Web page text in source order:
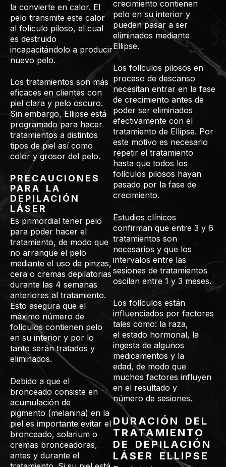
la convierte en calor. El
pelo transmite este calor
al folículo piloso, el cual
es destruido
incapacitándolo a producir
nuevo pelo.
Los tratamientos son más
eficaces en clientes con
piel clara y pelo oscuro.
Sin embargo, Ellipse está
programado para hacer
tratamientos a distintos
tipos de piel así como
color y grosor del pelo.
PRECAUCIONES
PARA LA
DEPILACIÓN
LÁSER
Es primordial tener pelo
para poder hacer el
tratamiento, de modo que
no arranque el pelo
mediante el uso de pinzas,
cera o cremas depilatorias
durante las 4 semanas
anteriores al tratamiento.
Esto asegura que el
máximo número de
folículos contienen pelo
en su interior y por lo
tanto serán tratados y
eliminados.
Debido a que el
bronceado consiste en
acumulación de
pigmento (melanina) en la
piel es importante evitar el
bronceado, solarium o
cremas bronceadoras,
antes y durante el
crecimiento contienen
pelo en su interior y
pueden pasar a ser
eliminados mediante
Ellipse.
Los folículos pilosos en
proceso de descanso
necesitan entrar en la fase
de crecimiento antes de
poder ser eliminados
efectivamente con el
tratamiento de Ellipse. Por
este motivo es necesario
repetir el tratamiento
hasta que todos los
folículos pilosos hayan
pasado por la fase de
crecimiento.
Estudios clínicos
confirman que entre 3 y 6
tratamientos son
necesarios y que los
intervalos entre las
sesiones de tratamientos
oscilan entre 1 y 3 meses.
Los folículos están
influenciados por factores
tales como: la raza,
el estado hormonal, la
ingesta de algunos
medicamentos y la
edad, de modo que
muchos factores influyen
en el resultado y
número de sesiones.
DURACIÓN DEL
TRATAMIENTO
DE DEPILACIÓN
LÁSER ELLIPSE​